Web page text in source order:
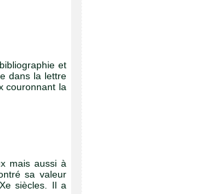
et
dans la lettre
couronnant la
mais aussi à
sa valeur
siècles. Il a